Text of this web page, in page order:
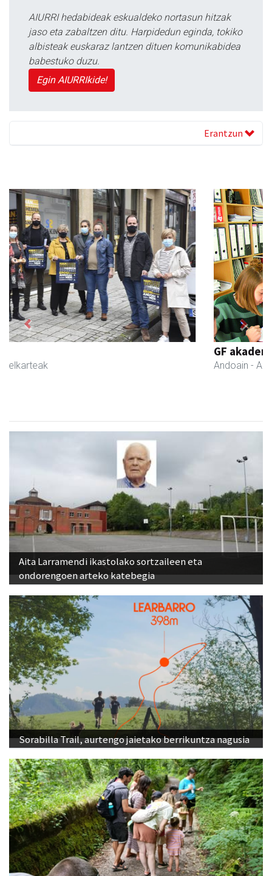
AIURRI hedabideak eskualdeko nortasun hitzak
jaso eta zabaltzen ditu. Harpidedun eginda, tokiko
albisteak euskaraz lantzen dituen komunikabidea
babestuko duzu.
Egin AIURRIkide!
Erantzun
Andoain - Akademiak
Previous Next
Aita Larramendi ikastolako sortzaileen eta
ondorengoen arteko katebegia
Sorabilla Trail, aurtengo jaietako berrikuntza nagusia